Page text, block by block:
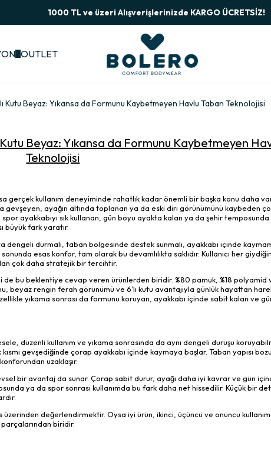
1000 TL ve üzeri Alışverişlerinizde KARGO ÜCRETSİZ!
OUTLET
Kutu Beyaz: Yıkansa da Formunu Kaybetmeyen Havlu Taban Teknolojisi
Beyaz: Yıkansa da Formunu Kaybetmeyen
Teknolojisi
gerçek kullanım deneyiminde rahatlık kadar önemli bir başka konu daha
gevşeyen, ayağın altında toplanan ya da eski diri görünümünü kaybeden
ayakkabıyı sık kullanan, gün boyu ayakta kalan ya da şehir
büyük fark yaratır.
durmalı, taban bölgesinde destek sunmalı, ayakkabı içinde
esas konfor, tam olarak bu devamlılıkta saklıdır. Kullanıcı her
çok daha stratejik bir tercihtir.
de bu beklentiye cevap veren ürünlerden biridir. %80 pamuk, %18 polyamid
beyaz rengin ferah görünümü ve 6’lı kutu avantajıyla günlük hayattan
yıkama sonrası da formunu koruyan, ayakkabı içinde sabit kalan ve
düzenli kullanım ve yıkama sonrasında da aynı dengeli duruşu
gevşediğinde çorap ayakkabı içinde kaymaya başlar. Taban yapısı
uzaklaşır.
bir avantaj da sunar. Çorap sabit durur, ayağı daha iyi kavrar ve gün
ya da spor sonrası kullanımda bu fark daha net hissedilir. Küçük bir
üzerinden değerlendirmektir. Oysa iyi ürün, ikinci, üçüncü ve onuncu
biridir.